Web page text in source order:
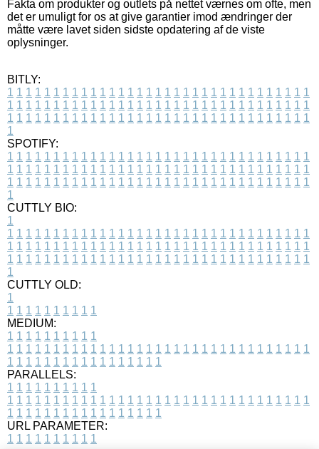
Fakta om produkter og outlets på nettet værnes om ofte, men
det er umuligt for os at give garantier imod ændringer der
måtte være lavet siden sidste opdatering af de viste
oplysninger.
BITLY:
1 1 1 1 1 1 1 1 1 1 1 1 1 1 1 1 1 1 1 1 1 1 1 1 1 1 1 1 1 1 1 1 1
1 1 1 1 1 1 1 1 1 1 1 1 1 1 1 1 1 1 1 1 1 1 1 1 1 1 1 1 1 1 1 1 1
1 1 1 1 1 1 1 1 1 1 1 1 1 1 1 1 1 1 1 1 1 1 1 1 1 1 1 1 1 1 1 1 1
1
SPOTIFY:
1 1 1 1 1 1 1 1 1 1 1 1 1 1 1 1 1 1 1 1 1 1 1 1 1 1 1 1 1 1 1 1 1
1 1 1 1 1 1 1 1 1 1 1 1 1 1 1 1 1 1 1 1 1 1 1 1 1 1 1 1 1 1 1 1 1
1 1 1 1 1 1 1 1 1 1 1 1 1 1 1 1 1 1 1 1 1 1 1 1 1 1 1 1 1 1 1 1 1
1
CUTTLY BIO:
1
1 1 1 1 1 1 1 1 1 1 1 1 1 1 1 1 1 1 1 1 1 1 1 1 1 1 1 1 1 1 1 1 1
1 1 1 1 1 1 1 1 1 1 1 1 1 1 1 1 1 1 1 1 1 1 1 1 1 1 1 1 1 1 1 1 1
1 1 1 1 1 1 1 1 1 1 1 1 1 1 1 1 1 1 1 1 1 1 1 1 1 1 1 1 1 1 1 1 1
1
CUTTLY OLD:
1
1 1 1 1 1 1 1 1 1 1
MEDIUM:
1 1 1 1 1 1 1 1 1 1
1 1 1 1 1 1 1 1 1 1 1 1 1 1 1 1 1 1 1 1 1 1 1 1 1 1 1 1 1 1 1 1 1
1 1 1 1 1 1 1 1 1 1 1 1 1 1 1 1 1
PARALLELS:
1 1 1 1 1 1 1 1 1 1
1 1 1 1 1 1 1 1 1 1 1 1 1 1 1 1 1 1 1 1 1 1 1 1 1 1 1 1 1 1 1 1 1
1 1 1 1 1 1 1 1 1 1 1 1 1 1 1 1 1
URL PARAMETER:
1 1 1 1 1 1 1 1 1 1